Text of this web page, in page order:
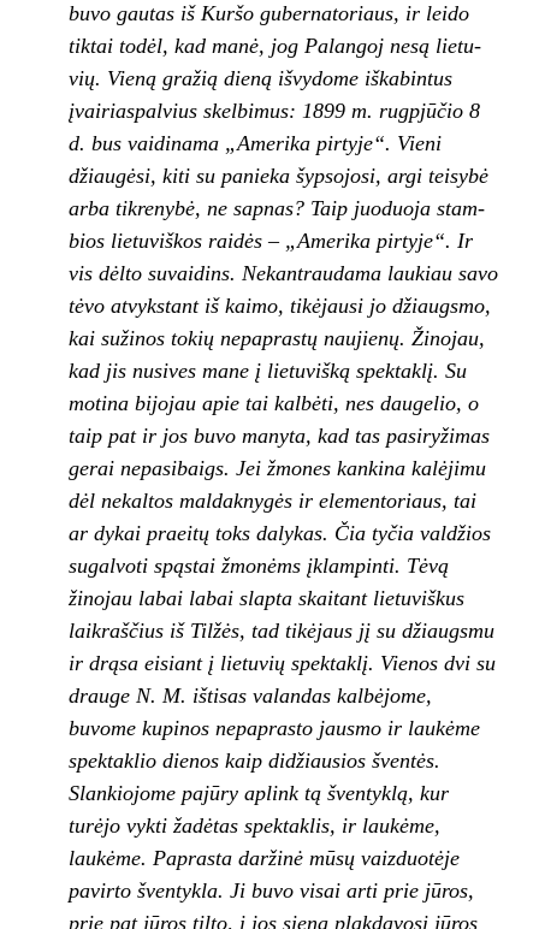
buvo gautas iš Kuršo gubernatoriaus, ir leido
tiktai todėl, kad manė, jog Palangoj nesą lietu­
vių. Vieną gražią dieną išvydome iškabintus
įvairiaspalvius skelbimus: 1899 m. rugpjūčio 8
d. bus vaidinama „Amerika pirtyje“. Vieni
džiau­gėsi, kiti su panieka šypsojosi, argi teisybė
arba tikrenybė, ne sapnas? Taip juoduoja stam­
bios lietuviškos raidės – „Amerika pirtyje“. Ir
vis dėlto suvaidins. Nekantraudama laukiau sa­vo
tėvo atvykstant iš kaimo, tikėjausi jo džiaugs­mo,
kai sužinos tokių nepaprastų naujienų. Ži­nojau,
kad jis nusives mane į lietuvišką spek­taklį. Su
motina bijojau apie tai kalbėti, nes dau­gelio, o
taip pat ir jos buvo manyta, kad tas pasiryžimas
gerai nepasibaigs. Jei žmones kankina kalėjimu
dėl nekaltos maldaknygės ir elementoriaus, tai
ar dykai praeitų toks daly­kas. Čia tyčia valdžios
sugalvoti spąstai žmo­nėms įklampinti. Tėvą
žinojau labai labai slap­ta skaitant lietuviškus
laikraščius iš Tilžės, tad tikėjaus jį su džiaugsmu
ir drąsa eisiant į lietu­vių spektaklį. Vienos dvi su
drauge N. M. išti­sas valandas kalbėjome,
buvome kupinos ne­paprasto jausmo ir laukėme
spektaklio dienos kaip didžiausios šven­tės.
Slankiojome pa­jūry aplink tą šventyk­lą, kur
turėjo vykti ža­dėtas spektaklis, ir laukėme,
laukėme. Paprasta daržinė mū­sų vaizduotėje
pavir­to šventykla. Ji buvo visai arti prie jūros,
prie pat jūros tilto, į jos sieną plakdavosi jūros